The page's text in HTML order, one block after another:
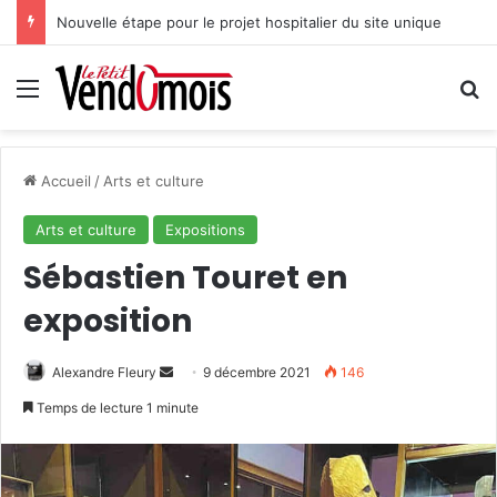
Nouvelle étape pour le projet hospitalier du site unique
Menu
Accueil / Arts et culture
Arts et culture Expositions
Sébastien Touret en
exposition
Alexandre Fleury 9 décembre 2021 146
Temps de lecture 1 minute